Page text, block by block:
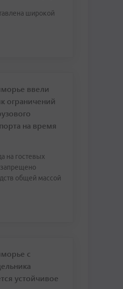
широкой
ввели
ограничений
на время
на гостевых
общей массой
с
устойчивое